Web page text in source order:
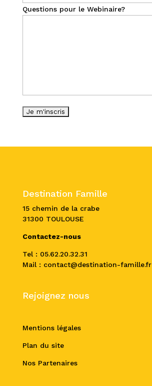
Questions pour le Webinaire?
Destination Famille
15 chemin de la crabe
31300 TOULOUSE
Contactez-nous
Tel : 05.62.20.32.31
Mail : contact@destination-famille.fr
Rejoignez nous
Mentions légales
Plan du site
Nos Partenaires